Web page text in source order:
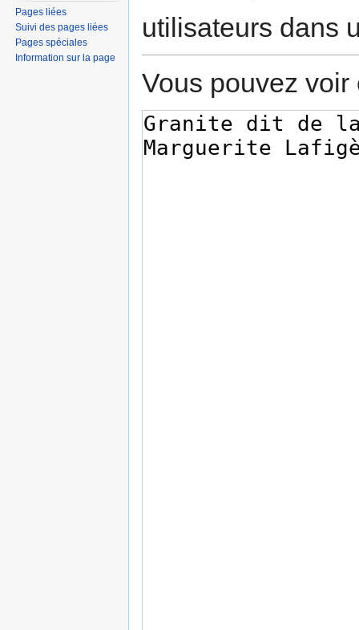
utilisateurs dans
Vous pouvez
Pages liées
Suivi des pages liées
Pages spéciales
Information sur la page